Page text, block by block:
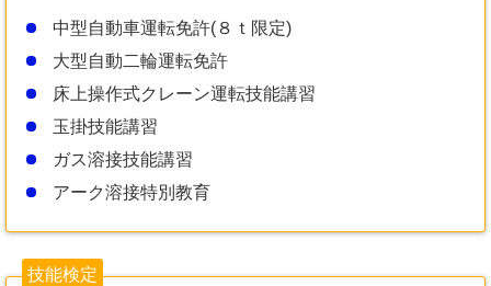
中型自動車運転免許(８ｔ限定)
大型自動二輪運転免許
床上操作式クレーン運転技能講習
玉掛技能講習
ガス溶接技能講習
アーク溶接特別教育
技能検定